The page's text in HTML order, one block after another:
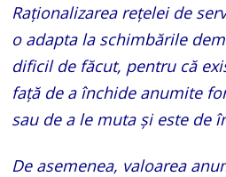
Raționalizarea rețelei de
o adapta la schimbările
dificil de făcut, pentru că
față de a închide anumite
sau de a le muta și este de
De asemenea, valoarea